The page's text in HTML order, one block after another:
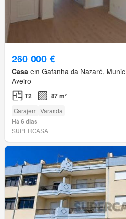
260 000 €
Casa em Gafanha da Nazaré,
Aveiro
T2 87 m²
Garajem Varanda
Há 6 dias
SUPERCASA